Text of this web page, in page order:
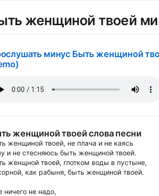
женщиной твоей
минус Быть женщиной
женщиной твоей слова песни
женщиной твоей, не плача и не каясь
и не стесняюсь быть женщиной твоей.
женщной твоей, глотком воды в пустыне,
как рабыня, быть женщиной твоей.
ничего не надо,